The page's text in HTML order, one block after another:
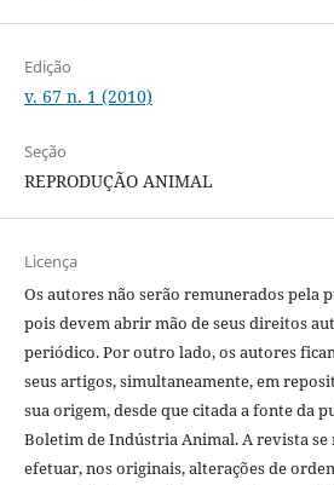
Edição
v. 67 n. 1 (2010)
Seção
REPRODUÇÃO ANIMAL
Licença
Os autores não serão remunerados pela
pois devem abrir mão de seus direitos
periódico. Por outro lado, os autores
seus artigos, simultaneamente, em
sua origem, desde que citada a fonte da
Boletim de Indústria Animal. A revista
efetuar, nos originais, alterações de